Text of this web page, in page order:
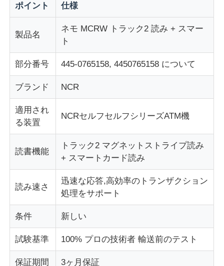
製品
ビデオ
企業情報
品質管理
すべての場合
見積依頼
ポイント 仕様
製品名
ネモ MCRW トラック2 読み + スマー
ト
部分番号 445-0765158, 4450765158 について
ブランド NCR
適用され
る装置
NCRセルフセルフシリーズATM機
読書機能
トラック2 マグネットストライプ読み
+ スマートカード読み
読み速さ
迅速な応答,高効率のトランザクション
処理をサポート
条件 新しい
試験基準 100% プロの技術者 輸送前のテスト
保証期間 3ヶ月保証